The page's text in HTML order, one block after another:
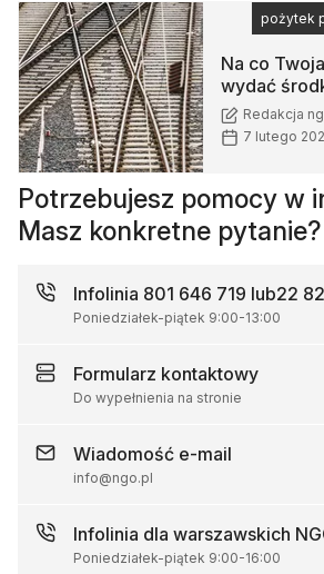
Na co
wydać
Redakcja
7 lutego
pożytek
Potrzebujesz pomocy w
Masz konkretne pytanie?
Infolinia 801 646 719 lub22
Poniedziałek-piątek 9:00-13:00
Formularz kontaktowy
Do wypełnienia na stronie
Wiadomość e-mail
info@ngo.pl
Infolinia dla warszawskich
Poniedziałek-piątek 9:00-16:00